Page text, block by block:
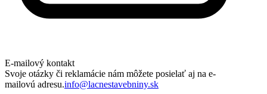
E-mailový kontakt
Svoje otázky či reklamácie nám môžete posielať aj na e-
mailovú adresu.info@lacnestavebniny.sk